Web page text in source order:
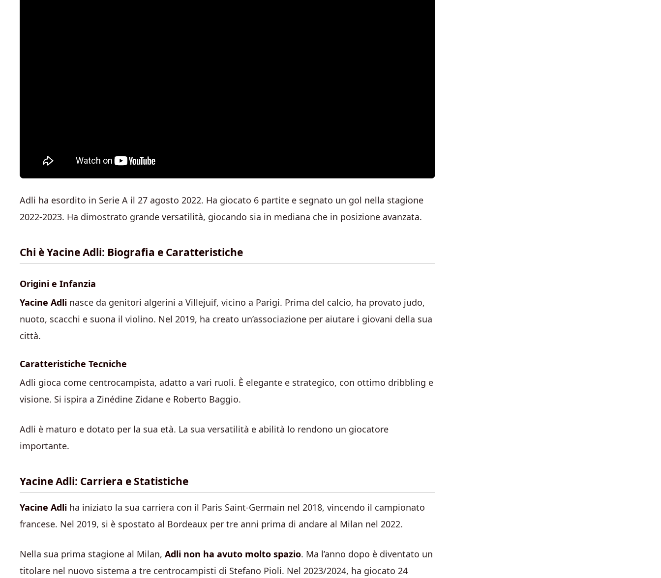
Adli ha esordito in Serie A il 27 agosto 2022. Ha giocato 6 partite e segnato un gol nella stagione
2022-2023. Ha dimostrato grande versatilità, giocando sia in mediana che in posizione avanzata.
Chi è Yacine Adli: Biografia e Caratteristiche
Origini e Infanzia
Yacine Adli nasce da genitori algerini a Villejuif, vicino a Parigi. Prima del calcio, ha provato judo,
nuoto, scacchi e suona il violino. Nel 2019, ha creato un’associazione per aiutare i giovani della sua
città.
Caratteristiche Tecniche
Adli gioca come centrocampista, adatto a vari ruoli. È elegante e strategico, con ottimo dribbling e
visione. Si ispira a Zinédine Zidane e Roberto Baggio.
Adli è maturo e dotato per la sua età. La sua versatilità e abilità lo rendono un giocatore
importante.
Yacine Adli: Carriera e Statistiche
Yacine Adli ha iniziato la sua carriera con il Paris Saint-Germain nel 2018, vincendo il campionato
francese. Nel 2019, si è spostato al Bordeaux per tre anni prima di andare al Milan nel 2022.
Nella sua prima stagione al Milan, Adli non ha avuto molto spazio. Ma l’anno dopo è diventato un
titolare nel nuovo sistema a tre centrocampisti di Stefano Pioli. Nel 2023/2024, ha giocato 24